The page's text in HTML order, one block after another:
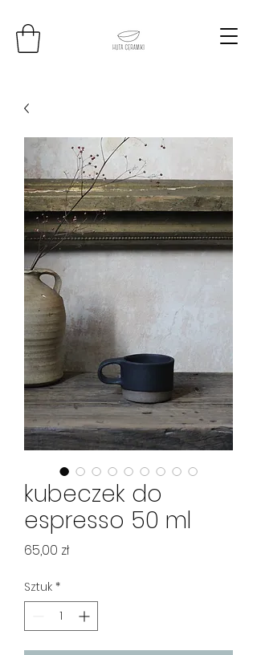
kubeczek do
espresso 50 ml
65,00 złCena
Sztuk *